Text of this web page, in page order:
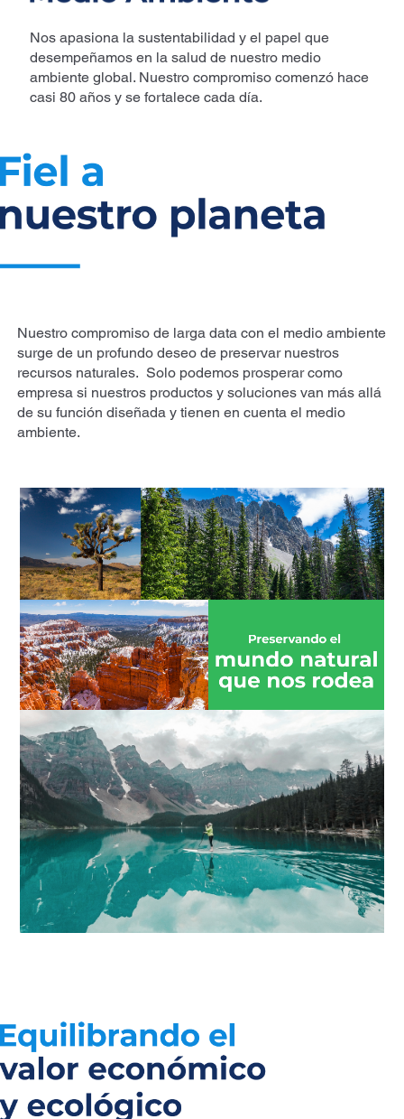
Nos apasiona la sustentabilidad y el papel que
desempeñamos en la salud de nuestro medio
ambiente global. Nuestro compromiso comenzó hace
casi 80 años y se fortalece cada día.
Nuestro compromiso de larga data con el medio ambiente
surge de un profundo deseo de preservar nuestros
recursos naturales. Solo podemos prosperar como
empresa si nuestros productos y soluciones van más allá
de su función diseñada y tienen en cuenta el medio
ambiente.